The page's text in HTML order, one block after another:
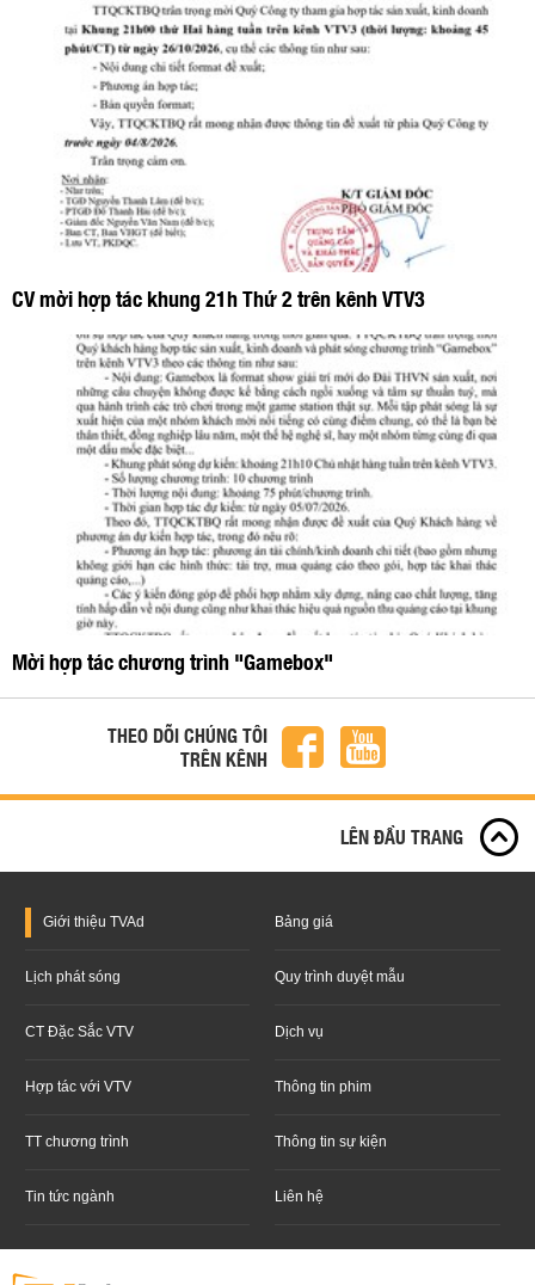
CV mời hợp tác khung 21h Thứ 2 trên kênh VTV3
Mời hợp tác chương trình "Gamebox"
THEO DÕI CHÚNG TÔI
TRÊN KÊNH
LÊN ĐẦU TRANG
Giới thiệu TVAd Bảng giá
Lịch phát sóng Quy trình duyệt mẫu
CT Đặc Sắc VTV Dịch vụ
Hợp tác với VTV Thông tin phim
TT chương trình Thông tin sự kiện
Tin tức ngành Liên hệ